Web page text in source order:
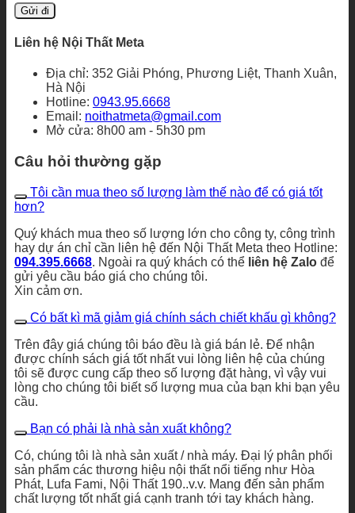
Liên hệ Nội Thất Meta
Địa chỉ: 352 Giải Phóng, Phương Liệt, Thanh Xuân,
Hà Nội
Hotline: 0943.95.6668
Email: noithatmeta@gmail.com
Mở cửa: 8h00 am - 5h30 pm
Câu hỏi thường gặp
Tôi cần mua theo số lượng làm thế nào để có giá tốt
hơn?
Quý khách mua theo số lượng lớn cho công ty, công trình
hay dự án chỉ cần liên hệ đến Nội Thất Meta theo Hotline:
094.395.6668. Ngoài ra quý khách có thể liên hệ Zalo để
gửi yêu cầu báo giá cho chúng tôi.
Xin cảm ơn.
Có bất kì mã giảm giá chính sách chiết khấu gì không?
Trên đây giá chúng tôi báo đều là giá bán lẻ. Để nhận
được chính sách giá tốt nhất vui lòng liên hệ của chúng
tôi sẽ được cung cấp theo số lượng đặt hàng, vì vậy vui
lòng cho chúng tôi biết số lượng mua của bạn khi bạn yêu
cầu.
Bạn có phải là nhà sản xuất không?
Có, chúng tôi là nhà sản xuất / nhà máy. Đại lý phân phối
sản phẩm các thương hiệu nội thất nổi tiếng như Hòa
Phát, Lufa Fami, Nội Thất 190..v.v. Mang đến sản phẩm
chất lượng tốt nhất giá cạnh tranh tới tay khách hàng.